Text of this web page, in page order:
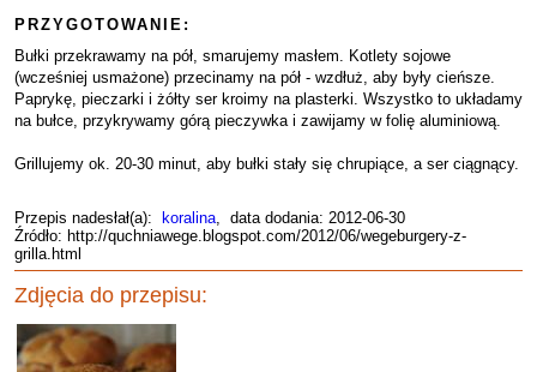
PRZYGOTOWANIE:
Bułki przekrawamy na pół, smarujemy masłem. Kotlety sojowe
(wcześniej usmażone) przecinamy na pół - wzdłuż, aby były cieńsze.
Paprykę, pieczarki i żółty ser kroimy na plasterki. Wszystko to układamy
na bułce, przykrywamy górą pieczywka i zawijamy w folię aluminiową.
Grillujemy ok. 20-30 minut, aby bułki stały się chrupiące, a ser ciągnący.
Przepis nadesłał(a): koralina, data dodania: 2012-06-30
Źródło: http://quchniawege.blogspot.com/2012/06/wegeburgery-z-
grilla.html
Zdjęcia do przepisu: